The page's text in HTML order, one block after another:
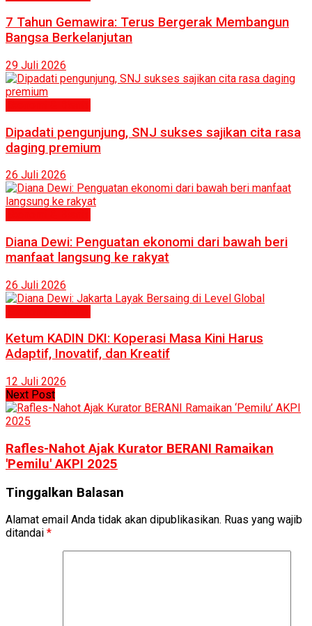
7 Tahun Gemawira: Terus Bergerak Membangun
Bangsa Berkelanjutan
29 Juli 2026
Dipadati pengunjung, SNJ sukses sajikan cita rasa
daging premium
26 Juli 2026
Diana Dewi: Penguatan ekonomi dari bawah beri
manfaat langsung ke rakyat
26 Juli 2026
Ketum KADIN DKI: Koperasi Masa Kini Harus
Adaptif, Inovatif, dan Kreatif
12 Juli 2026
Next Post
Rafles-Nahot Ajak Kurator BERANI Ramaikan
'Pemilu' AKPI 2025
Tinggalkan Balasan
Alamat email Anda tidak akan dipublikasikan. Ruas yang wajib
ditandai *